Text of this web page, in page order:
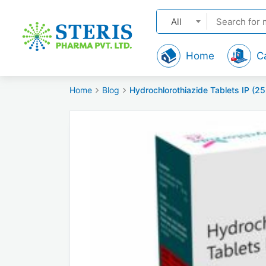
All
Home
Home Blog Hydrochlorothiazide Tablets IP